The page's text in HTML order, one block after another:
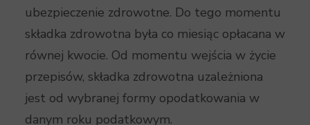
ubezpieczenie zdrowotne. Do tego momentu
składka zdrowotna była co miesiąc opłacana w
równej kwocie. Od momentu wejścia w życie
przepisów, składka zdrowotna uzależniona
jest od wybranej formy opodatkowania w
danym roku podatkowym.